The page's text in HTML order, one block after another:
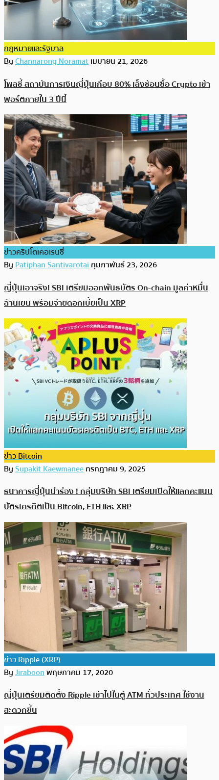
กฎหมายและรัฐบาล
ByChannarong Noramatเมษายน 21, 2026
โพลชี้ สถาบันการเงินญี่ปุ่นเกือบ 80% เล็งช้อนซื้อ Crypto เข้า
พอร์ตภายใน 3 ปีนี้
ข่าวคริปโตเคอเรนซี่
ByPatiphan Santivarotaiกุมภาพันธ์ 23, 2026
ญี่ปุ่นเอาจริง! SBI เตรียมออกพันธบัตร On-chain มูลค่าหมื่น
ล้านเยน พร้อมจ่ายดอกเบี้ยเป็น XRP
ข่าว Bitcoin
BySupakit Kaewmaneeกรกฎาคม 9, 2025
ธนาคารญี่ปุ่นนำร่อง ! กลุ่มบริษัท SBI เตรียมเปิดให้แลกคะแนน
บัตรเครดิตเป็น Bitcoin, ETH และ XRP
ข่าว Ripple (XRP)
ByJiraboonพฤษภาคม 17, 2020
ญี่ปุ่นเตรียมติดตั้ง Ripple เข้าไปในตู้ ATM ทั่วประเทศ ใช้งาน
สะดวกขึ้น